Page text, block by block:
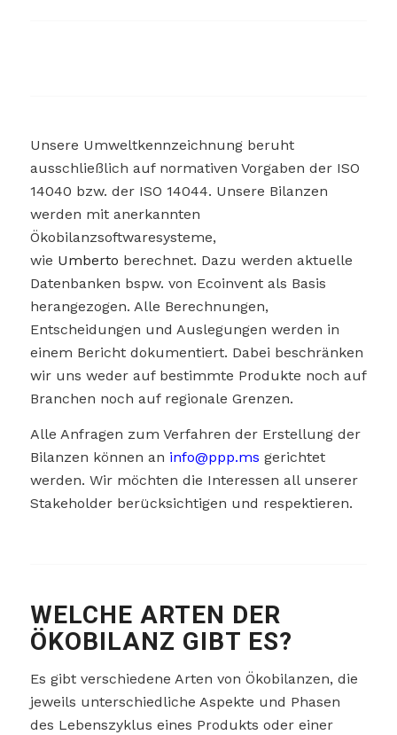
Unsere Umweltkennzeichnung beruht
ausschließlich auf normativen Vorgaben der ISO
14040 bzw. der ISO 14044. Unsere Bilanzen
werden mit anerkannten
Ökobilanzsoftwaresysteme,
wie Umberto berechnet. Dazu werden aktuelle
Datenbanken bspw. von Ecoinvent als Basis
herangezogen. Alle Berechnungen,
Entscheidungen und Auslegungen werden in
einem Bericht dokumentiert. Dabei beschränken
wir uns weder auf bestimmte Produkte noch auf
Branchen noch auf regionale Grenzen.
Alle Anfragen zum Verfahren der Erstellung der
Bilanzen können an info@ppp.ms gerichtet
werden. Wir möchten die Interessen all unserer
Stakeholder berücksichtigen und respektieren.
WELCHE ARTEN DER
ÖKOBILANZ GIBT ES?
Es gibt verschiedene Arten von Ökobilanzen, die
jeweils unterschiedliche Aspekte und Phasen
des Lebenszyklus eines Produkts oder einer